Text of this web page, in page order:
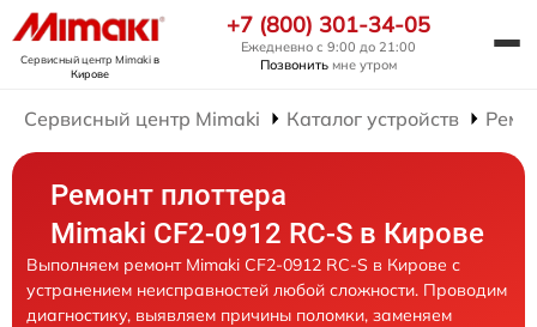
Сервисный центр Mimakiв
Кирове
+7 (800) 301-34-05
Ежедневно с 9:00 до 21:00
Позвонить мне утром
Сервисный центр Mimaki Каталог устройств
Ремонт плоттера
Mimaki CF2-0912 RC-S в Кирове
Выполняем ремонт Mimaki CF2-0912 RC-S в Кирове с
устранением неисправностей любой сложности. Проводим
диагностику, выявляем причины поломки, заменяем